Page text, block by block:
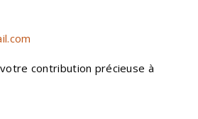
contribution précieuse à